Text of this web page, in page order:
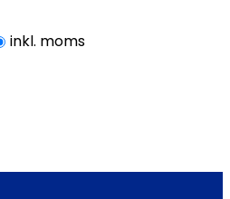
inkl. moms